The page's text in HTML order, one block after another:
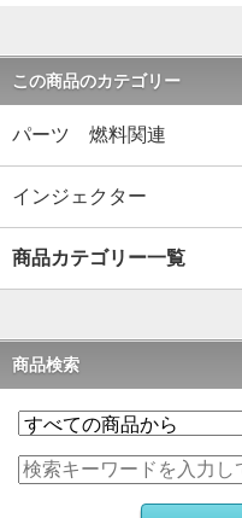
この商品のカテゴリー
パーツ 燃料関連
インジェクター
商品カテゴリー一覧
商品検索